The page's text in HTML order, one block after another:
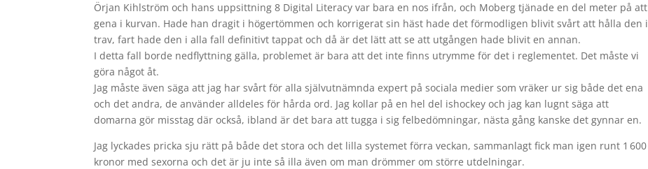
Örjan Kihlström och hans uppsittning 8 Digital Literacy var bara en nos ifrån, och Moberg tjänade en del meter på att
gena i kurvan. Hade han dragit i högertömmen och korrigerat sin häst hade det förmodligen blivit svårt att hålla den i
trav, fart hade den i alla fall definitivt tappat och då är det lätt att se att utgången hade blivit en annan.
I detta fall borde nedflyttning gälla, problemet är bara att det inte finns utrymme för det i reglementet. Det måste vi
göra något åt.
Jag måste även säga att jag har svårt för alla självutnämnda expert på sociala medier som vräker ur sig både det ena
och det andra, de använder alldeles för hårda ord. Jag kollar på en hel del ishockey och jag kan lugnt säga att
domarna gör misstag där också, ibland är det bara att tugga i sig felbedömningar, nästa gång kanske det gynnar en.
Jag lyckades pricka sju rätt på både det stora och det lilla systemet förra veckan, sammanlagt fick man igen runt 1 600
kronor med sexorna och det är ju inte så illa även om man drömmer om större utdelningar.